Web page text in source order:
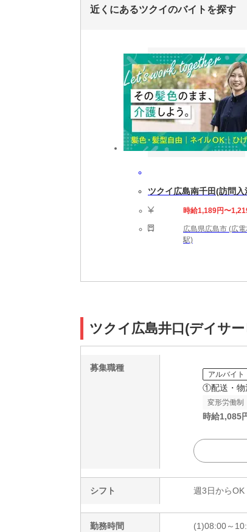
近くにあるツクイのバイトを探す
ツクイ広島南千田(訪問入
時給1,189円〜
広島県広島市 (広
駅)
ツクイ広島井口(デイサ
募集職種
アルバイト
①配送・物
変形労働制
時給1,085
シフト 週3日からOK
勤務時間
(1)08:00～